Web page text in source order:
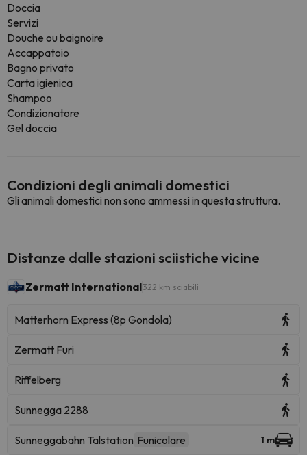
Doccia
Servizi
Douche ou baignoire
Accappatoio
Bagno privato
Carta igienica
Shampoo
Condizionatore
Gel doccia
Condizioni degli animali domestici
Gli animali domestici non sono ammessi in questa struttura.
Distanze dalle stazioni sciistiche vicine
Zermatt International322 km sciabili
Matterhorn Express (8p Gondola)
Zermatt Furi
Riffelberg
Sunnegga 2288
Sunneggabahn Talstation Funicolare 1 m